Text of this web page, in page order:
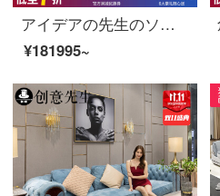
アイデアの先生のソファーの本革のソファーのイタリア式の軽い贅沢な本革のアーチ形のソファーの異形は伸ばして角の別荘を掛けて注文して半円の事務室を注文して注文して注文して商务ソファのイタリアの頭の階の牛革の貴妃の位+3人の位を接待します。
¥181995~